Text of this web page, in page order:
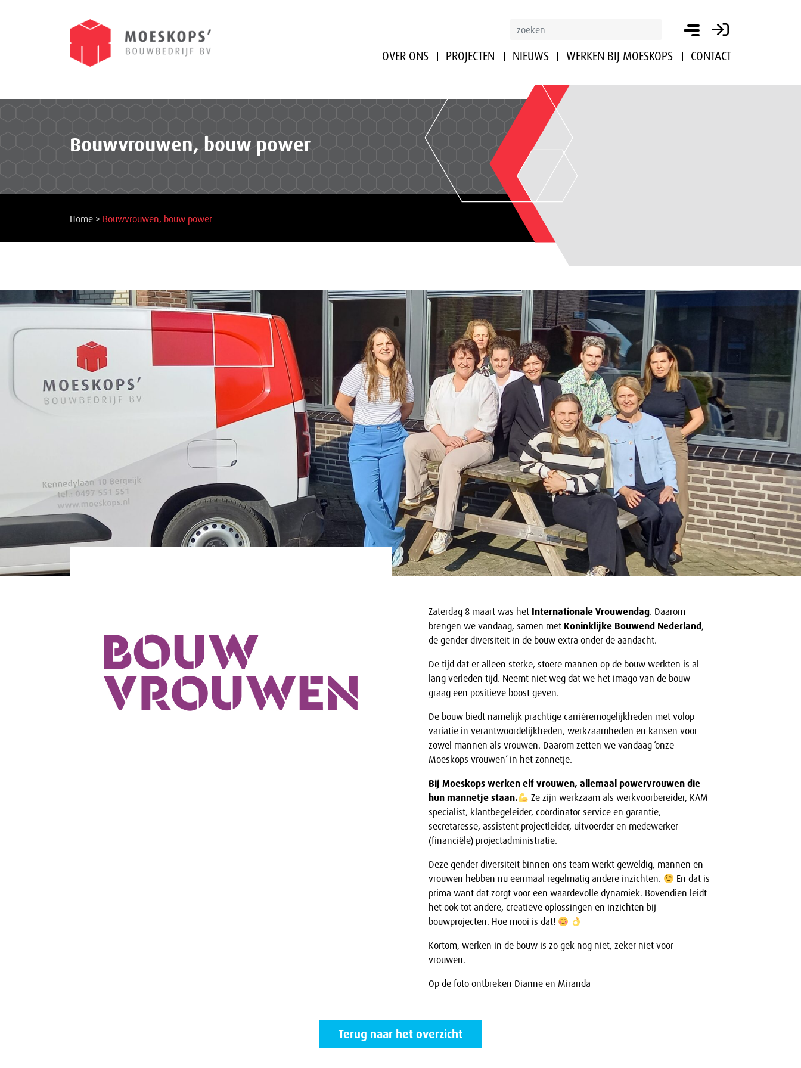
OVER ONS PROJECTEN NIEUWS WERKEN BIJ MOESKOPS CONTACT
Bouwvrouwen, bouw power
Home > Bouwvrouwen, bouw power
Zaterdag 8 maart was het Internationale Vrouwendag. Daarom
brengen we vandaag, samen met Koninklijke Bouwend Nederland,
de gender diversiteit in de bouw extra onder de aandacht.
De tijd dat er alleen sterke, stoere mannen op de bouw werkten is al
lang verleden tijd. Neemt niet weg dat we het imago van de bouw
graag een positieve boost geven.
De bouw biedt namelijk prachtige carrièremogelijkheden met volop
variatie in verantwoordelijkheden, werkzaamheden en kansen voor
zowel mannen als vrouwen. Daarom zetten we vandaag ‘onze
Moeskops vrouwen’ in het zonnetje.
Bij Moeskops werken elf vrouwen, allemaal powervrouwen die
hun mannetje staan.
Ze zijn werkzaam als werkvoorbereider, KAM
specialist, klantbegeleider, coördinator service en garantie,
secretaresse, assistent projectleider, uitvoerder en medewerker
(financiële) projectadministratie.
Deze gender diversiteit binnen ons team werkt geweldig, mannen en
vrouwen hebben nu eenmaal regelmatig andere inzichten.
En dat is
prima want dat zorgt voor een waardevolle dynamiek. Bovendien leidt
het ook tot andere, creatieve oplossingen en inzichten bij
bouwprojecten. Hoe mooi is dat!
Kortom, werken in de bouw is zo gek nog niet, zeker niet voor
vrouwen.
Op de foto ontbreken Dianne en Miranda
Terug naar het overzicht